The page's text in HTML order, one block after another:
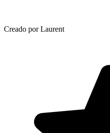
Creado por Laurent